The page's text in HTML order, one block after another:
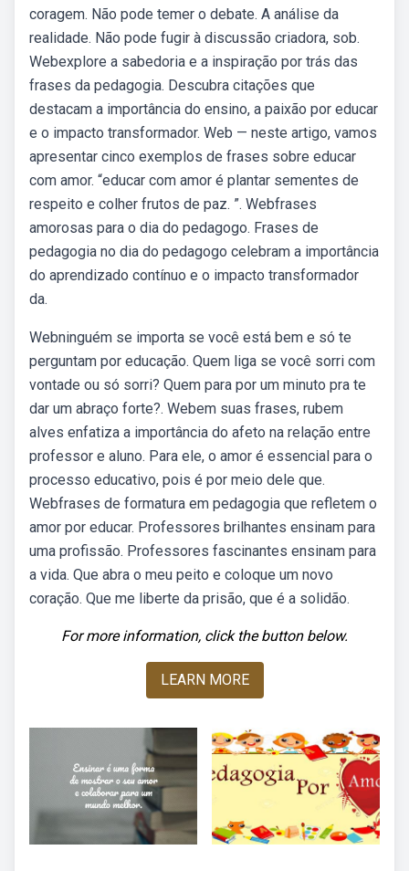
coragem. Não pode temer o debate. A análise da
realidade. Não pode fugir à discussão criadora, sob.
Webexplore a sabedoria e a inspiração por trás das
frases da pedagogia. Descubra citações que
destacam a importância do ensino, a paixão por educar
e o impacto transformador. Web — neste artigo, vamos
apresentar cinco exemplos de frases sobre educar
com amor. “educar com amor é plantar sementes de
respeito e colher frutos de paz. ”. Webfrases
amorosas para o dia do pedagogo. Frases de
pedagogia no dia do pedagogo celebram a importância
do aprendizado contínuo e o impacto transformador
da.
Webninguém se importa se você está bem e só te
perguntam por educação. Quem liga se você sorri com
vontade ou só sorri? Quem para por um minuto pra te
dar um abraço forte?. Webem suas frases, rubem
alves enfatiza a importância do afeto na relação entre
professor e aluno. Para ele, o amor é essencial para o
processo educativo, pois é por meio dele que.
Webfrases de formatura em pedagogia que refletem o
amor por educar. Professores brilhantes ensinam para
uma profissão. Professores fascinantes ensinam para
a vida. Que abra o meu peito e coloque um novo
coração. Que me liberte da prisão, que é a solidão.
For more information, click the button below.
LEARN MORE